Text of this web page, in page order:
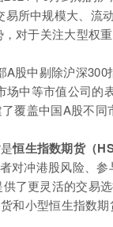
易所中规模大、
对于关注大型权
A股中剔除沪深
中等市值公司
覆盖中国A股不
恒生指数期货（
对冲港股风险、
了更灵活的交易
和小型恒生指数期